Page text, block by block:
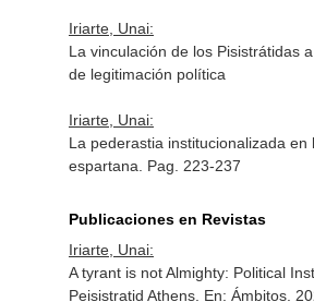
Iriarte, Unai:
La vinculación de los Pisistrátidas
de legitimación política
Iriarte, Unai:
La pederastia institucionalizada en
espartana. Pag. 223-237
Publicaciones en Revistas
Iriarte, Unai:
A tyrant is not Almighty: Political
Peisistratid Athens. En: Ámbitos.